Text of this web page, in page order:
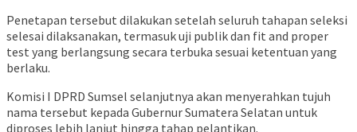
Penetapan tersebut dilakukan setelah seluruh tahapan seleksi
selesai dilaksanakan, termasuk uji publik dan fit and proper
test yang berlangsung secara terbuka sesuai ketentuan yang
berlaku.
Komisi I DPRD Sumsel selanjutnya akan menyerahkan tujuh
nama tersebut kepada Gubernur Sumatera Selatan untuk
diproses lebih lanjut hingga tahap pelantikan.